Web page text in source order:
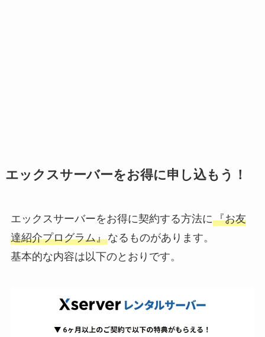
エックスサーバーをお得に申し込もう！
エックスサーバーをお得に契約する方法に『お友
達紹介プログラム』なるものがあります。
基本的な内容は以下のとおりです。